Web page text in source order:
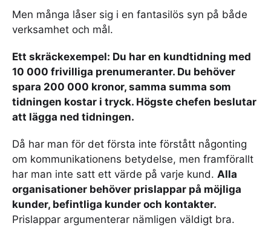
Men många låser sig i en fantasilös syn på både
verksamhet och mål.
Ett skräckexempel: Du har en kundtidning med
10 000 frivilliga prenumeranter. Du behöver
spara 200 000 kronor, samma summa som
tidningen kostar i tryck. Högste chefen beslutar
att lägga ned tidningen.
Då har man för det första inte förstått någonting
om kommunikationens betydelse, men framförallt
har man inte satt ett värde på varje kund. Alla
organisationer behöver prislappar på möjliga
kunder, befintliga kunder och kontakter.
Prislappar argumenterar nämligen väldigt bra.